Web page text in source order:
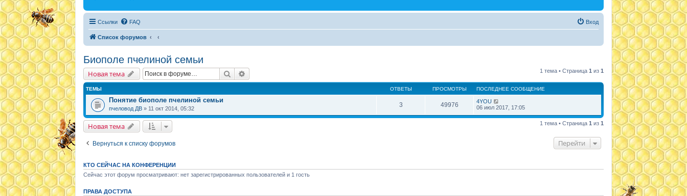
Ссылки FAQ Вход
Список форумов
Биополе пчелиной семьи
Новая тема Поиск 1 тема • Страница 1 из 1
ТЕМЫ ОТВЕТЫ ПРОСМОТРЫ ПОСЛЕДНЕЕ СООБЩЕНИЕ
Понятие биополе пчелиной семьи
пчеловод ДВ » 11 окт 2014, 05:32
3 49976
4YOU
06 июл 2017, 17:05
Новая тема 1 тема • Страница 1 из 1
Вернуться к списку форумов Перейти
КТО СЕЙЧАС НА КОНФЕРЕНЦИИ
Сейчас этот форум просматривают: нет зарегистрированных пользователей и 1 гость
ПРАВА ДОСТУПА